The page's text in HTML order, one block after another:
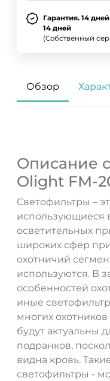
Гарантия. 14
14 дней
(Собственный
Обзор
Описание
Olight FM-
Светофильтры –
использующиеся
осветительных
широких сфер
охотничий
используются. В
особенностей
иные
многих
будут актуальны
подранков,
видна кровь.
светофильтры -